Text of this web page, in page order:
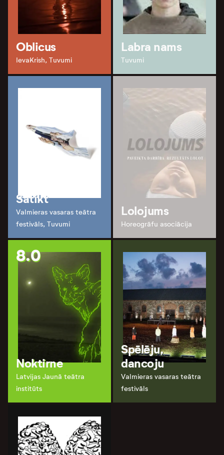
Oblicus
IevaKrish, Tuvumi
Labra nams
Tuvumi
Satikt
Valmieras vasaras teātra
festivāls, Tuvumi
Lolojums
Horeogrāfu asociācija
8.0
Noktirne
Latvijas Jaunā teātra
institūts
Spēlēju,
dancoju
Valmieras vasaras teātra
festivāls